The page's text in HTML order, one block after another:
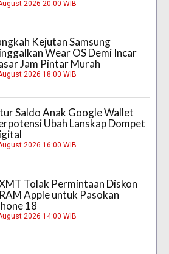
2026 20:00 WIB
Kejutan Samsung
Wear OS Demi Incar
Jam Pintar Murah
2026 18:00 WIB
Saldo Anak Google Wallet
Ubah Lanskap Dompet
2026 16:00 WIB
Tolak Permintaan Diskon
Apple untuk Pasokan
18
2026 14:00 WIB